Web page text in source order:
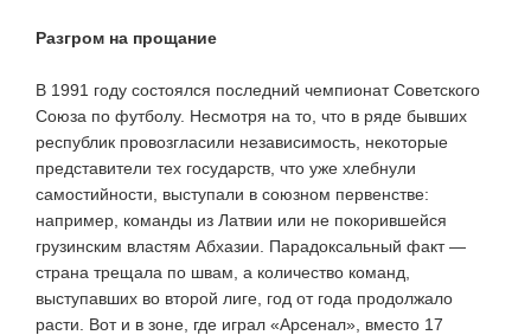
Разгром на прощание
В 1991 году состоялся последний чемпионат Советского
Союза по футболу. Несмотря на то, что в ряде бывших
республик провозгласили независимость, некоторые
представители тех государств, что уже хлебнули
самостийности, выступали в союзном первенстве:
например, команды из Латвии или не покорившейся
грузинским властям Абхазии. Парадоксальный факт —
страна трещала по швам, а количество команд,
выступавших во второй лиге, год от года продолжало
расти. Вот и в зоне, где играл «Арсенал», вместо 17